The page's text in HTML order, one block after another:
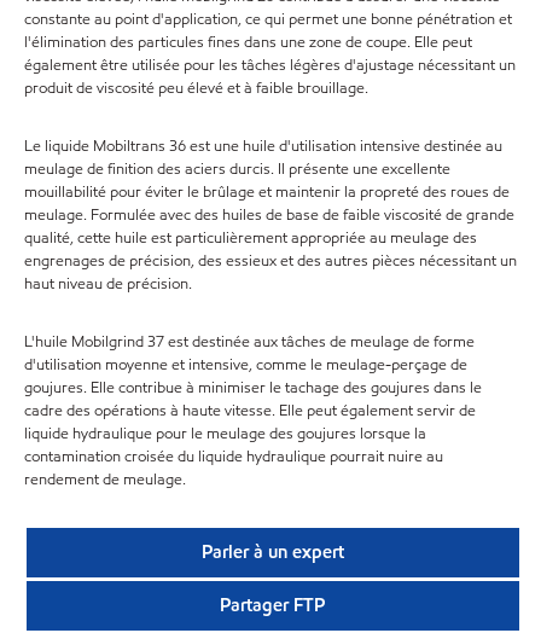
constante au point d'application, ce qui permet une bonne pénétration et
l'élimination des particules fines dans une zone de coupe. Elle peut
également être utilisée pour les tâches légères d'ajustage nécessitant un
produit de viscosité peu élevé et à faible brouillage.
Le liquide Mobiltrans 36 est une huile d'utilisation intensive destinée au
meulage de finition des aciers durcis. Il présente une excellente
mouillabilité pour éviter le brûlage et maintenir la propreté des roues de
meulage. Formulée avec des huiles de base de faible viscosité de grande
qualité, cette huile est particulièrement appropriée au meulage des
engrenages de précision, des essieux et des autres pièces nécessitant un
haut niveau de précision.
L'huile Mobilgrind 37 est destinée aux tâches de meulage de forme
d'utilisation moyenne et intensive, comme le meulage-perçage de
goujures. Elle contribue à minimiser le tachage des goujures dans le
cadre des opérations à haute vitesse. Elle peut également servir de
liquide hydraulique pour le meulage des goujures lorsque la
contamination croisée du liquide hydraulique pourrait nuire au
rendement de meulage.
Parler à un expert
Partager FTP